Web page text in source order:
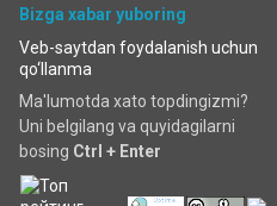
Bizga xabar yuboring
Veb-saytdan foydalanish uchun
qo‘llanma
Ma'lumotda xato topdingizmi?
Uni belgilang va quyidagilarni
bosing Ctrl + Enter